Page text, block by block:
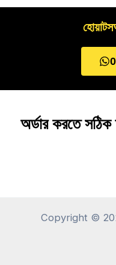
অর্ডার করতে সঠিক
Copyright ©